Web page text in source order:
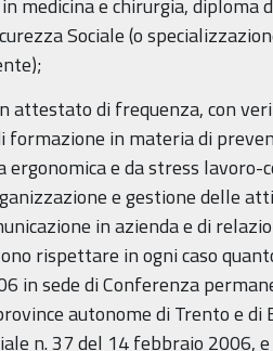
medicina e chirurgia, diploma
Sociale (o
attestato di frequenza, con
formazione in materia di
ergonomica e da stress
e gestione delle
in azienda e di
rispettare in ogni caso
in sede di Conferenza
autonome di Trento e
n. 37 del 14 febbraio 2006,